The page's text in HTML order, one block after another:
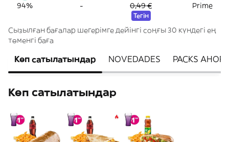
94% - 0,49 €
Тегін
Prime
Сызылған бағалар шегерімге дейінгі соңғы 30 күндегі ең
төменгі баға
Көп сатылатындар NOVEDADES PACKS
Көп сатылатындар